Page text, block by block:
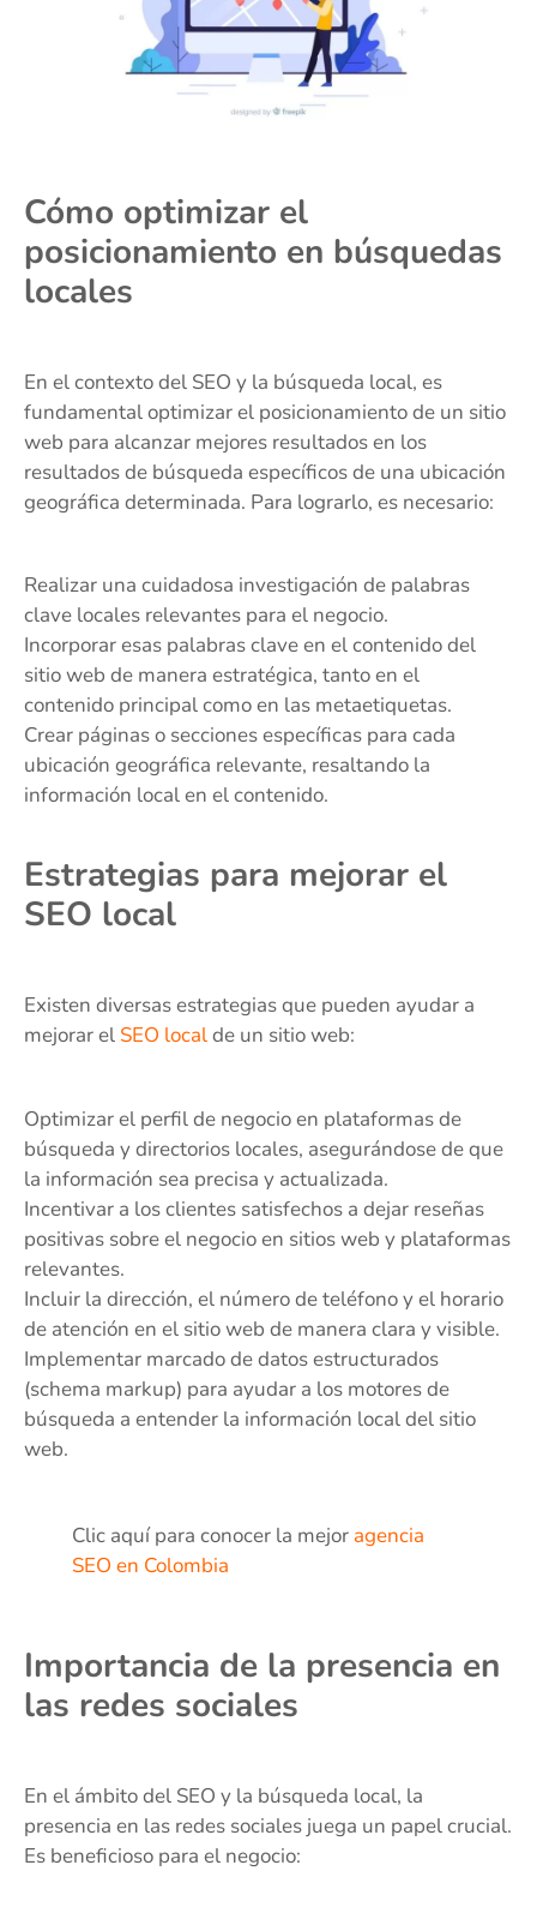
Cómo optimizar el
posicionamiento en búsquedas
locales
En el contexto del SEO y la búsqueda local, es
fundamental optimizar el posicionamiento de un sitio
web para alcanzar mejores resultados en los
resultados de búsqueda específicos de una ubicación
geográfica determinada. Para lograrlo, es necesario:
Realizar una cuidadosa investigación de palabras
clave locales relevantes para el negocio.
Incorporar esas palabras clave en el contenido del
sitio web de manera estratégica, tanto en el
contenido principal como en las metaetiquetas.
Crear páginas o secciones específicas para cada
ubicación geográfica relevante, resaltando la
información local en el contenido.
Estrategias para mejorar el
SEO local
Existen diversas estrategias que pueden ayudar a
mejorar el SEO localde un sitio web:
Optimizar el perfil de negocio en plataformas de
búsqueda y directorios locales, asegurándose de que
la información sea precisa y actualizada.
Incentivar a los clientes satisfechos a dejar reseñas
positivas sobre el negocio en sitios web y plataformas
relevantes.
Incluir la dirección, el número de teléfono y el horario
de atención en el sitio web de manera clara y visible.
Implementar marcado de datos estructurados
(schema markup) para ayudar a los motores de
búsqueda a entender la información local del sitio
web.
Clic aquí para conocer la mejor agencia
SEO en Colombia
Importancia de la presencia en
las redes sociales
En el ámbito del SEO y la búsqueda local, la
presencia en las redes sociales juega un papel crucial.
Es beneficioso para el negocio: